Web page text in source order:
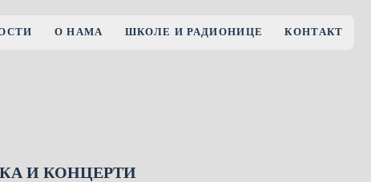
О НАМА ШКОЛЕ И РАДИОНИЦЕ КОНТАКТ
И КОНЦЕРТИ